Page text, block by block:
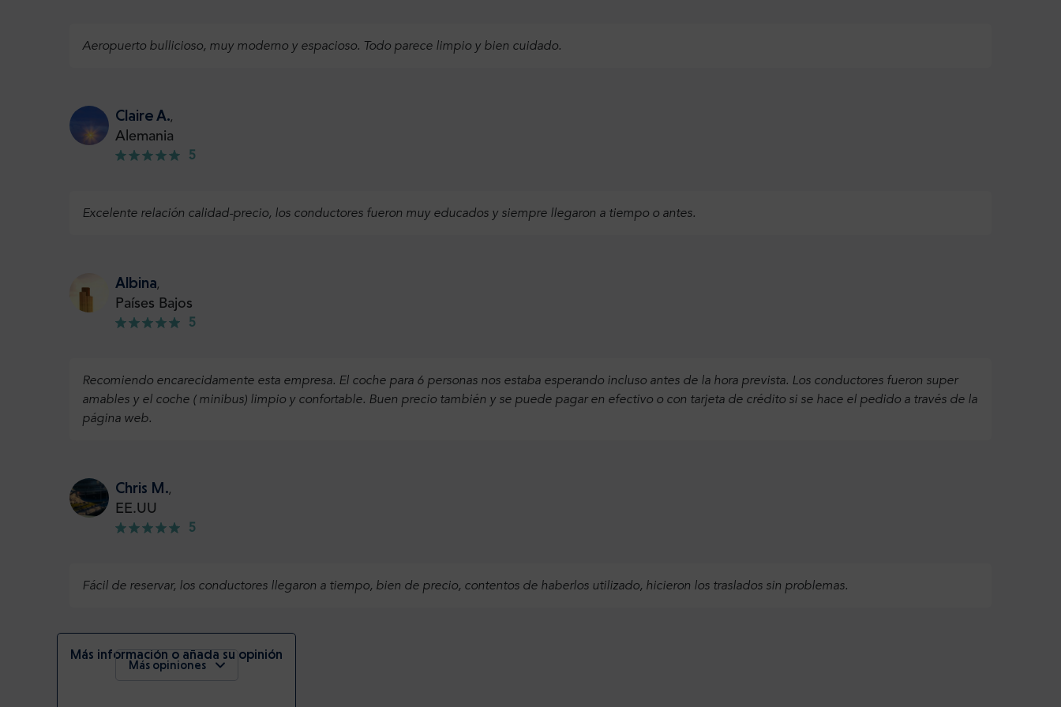
Aeropuerto bullicioso, muy moderno y espacioso. Todo parece limpio y bien cuidado.
Claire A.,
Alemania
5
Excelente relación calidad-precio, los conductores fueron muy educados y siempre llegaron a tiempo o antes.
Albina,
Países Bajos
5
Recomiendo encarecidamente esta empresa. El coche para 6 personas nos estaba esperando incluso antes de la hora prevista. Los conductores fueron super
amables y el coche ( minibus) limpio y confortable. Buen precio también y se puede pagar en efectivo o con tarjeta de crédito si se hace el pedido a través de la
página web.
Chris M.,
EE.UU
5
Fácil de reservar, los conductores llegaron a tiempo, bien de precio, contentos de haberlos utilizado, hicieron los traslados sin problemas.
Más información o añada su opinión
Más opiniones